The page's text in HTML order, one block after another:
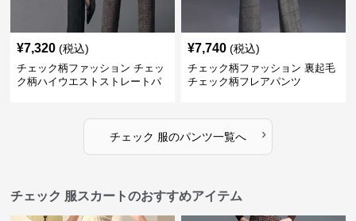
¥7,320 (税込)
チェック柄ファッション チェッ
ク柄ハイウエストストレートパ
¥7,740 (税込)
チェック柄ファッション 裏起毛
チェック柄フレアパンツ
チェック 服のパンツ一覧へ ›
チェック 服スカートのおすすめアイテム